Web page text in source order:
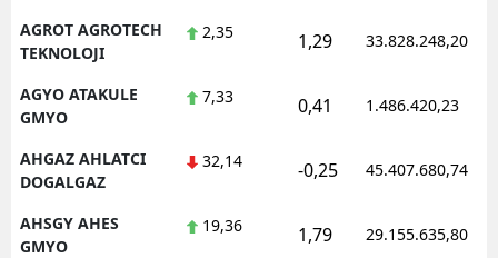
Kırklareli
AGROT AGROTECH
TEKNOLOJI
2,35 1,29 33.828.248,20
AGYO ATAKULE
GMYO
7,33 0,41 1.486.420,23
AHGAZ AHLATCI
DOGALGAZ
32,14 -0,25 45.407.680,74
AHSGY AHES
GMYO
19,36 1,79 29.155.635,80